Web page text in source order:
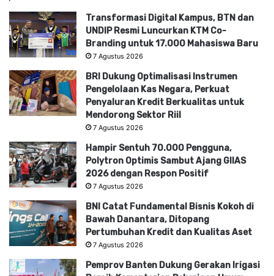
Transformasi Digital Kampus, BTN dan
UNDIP Resmi Luncurkan KTM Co-
Branding untuk 17.000 Mahasiswa Baru
7 Agustus 2026
BRI Dukung Optimalisasi Instrumen
Pengelolaan Kas Negara, Perkuat
Penyaluran Kredit Berkualitas untuk
Mendorong Sektor Riil
7 Agustus 2026
Hampir Sentuh 70.000 Pengguna,
Polytron Optimis Sambut Ajang GIIAS
2026 dengan Respon Positif
7 Agustus 2026
BNI Catat Fundamental Bisnis Kokoh di
Bawah Danantara, Ditopang
Pertumbuhan Kredit dan Kualitas Aset
7 Agustus 2026
Pemprov Banten Dukung Gerakan Irigasi